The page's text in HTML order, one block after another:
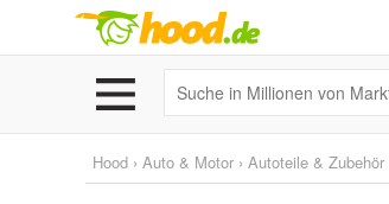
Hood › Auto & Motor › Autoteile & Zubehör